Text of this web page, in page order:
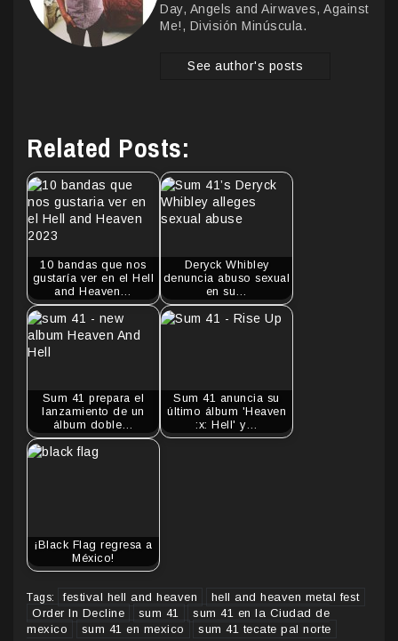
Day, Angels and Airwaves, Against
Me!, División Minúscula.
See author's posts
Related Posts:
10 bandas que nos
gustaría ver en el Hell
and Heaven…
Deryck Whibley
denuncia abuso sexual
en su…
Sum 41 prepara el
lanzamiento de un
álbum doble…
Sum 41 anuncia su
último álbum 'Heaven
:x: Hell' y…
¡Black Flag regresa a
México!
Tags: festival hell and heaven
hell and heaven metal fest
Order In Decline
sum 41
sum 41 en la Ciudad de
mexico
sum 41 en mexico sum 41 tecate pal norte